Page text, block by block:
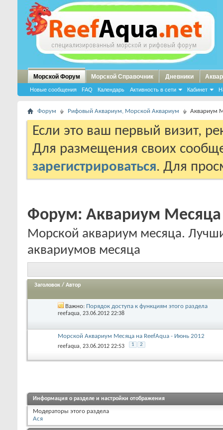
Морской Форум
Новые сообщения FAQ Календарь Активность в сети Кабинет
Морской Справочник Дневники
Форум Рифовый Аквариум, Морской Аквариум Аквариум
Если это ваш первый визит,
Для размещения своих
зарегистрироваться. Для
Форум: Аквариум Месяца
Морской аквариум месяца.
аквариумов месяца
Заголовок / Автор
Важно: Порядок доступа к функциям этого раздела
reefaqua, 23.06.2012 22:38
Морской Аквариум Месяца на ReefAqua - Июнь 2012
reefaqua, 23.06.2012 22:53 1 2
Информация о разделе и настройки отображения
Модераторы этого раздела
Ася